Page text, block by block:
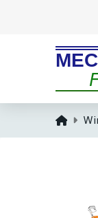
Home